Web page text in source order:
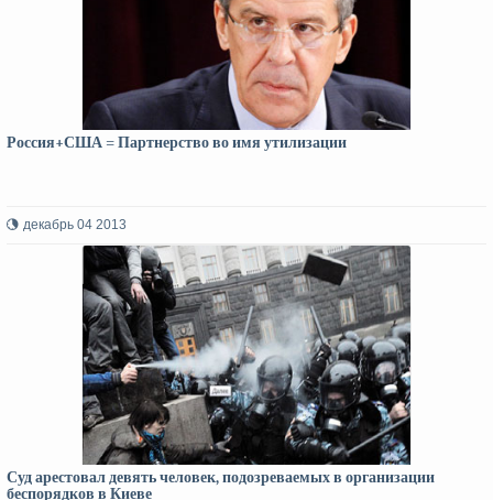
Россия+США = Партнерство во имя утилизации
декабрь 04 2013
Суд арестовал девять человек, подозреваемых в организации
беспорядков в Киеве